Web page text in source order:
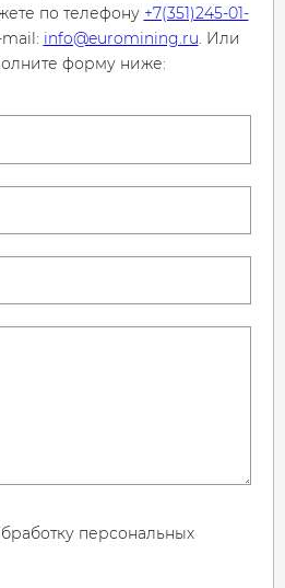
по телефону +7(351)245-01-
info@euromining.ru. Или
форму ниже:
персональных